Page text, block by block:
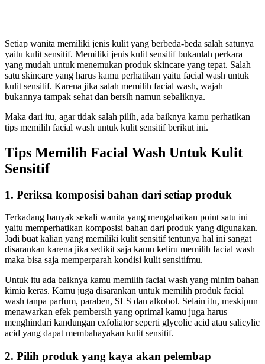
Setiap wanita memiliki jenis kulit yang berbeda-beda salah satunya
yaitu kulit sensitif. Memiliki jenis kulit sensitif bukanlah perkara
yang mudah untuk menemukan produk skincare yang tepat. Salah
satu skincare yang harus kamu perhatikan yaitu facial wash untuk
kulit sensitif. Karena jika salah memilih facial wash, wajah
bukannya tampak sehat dan bersih namun sebaliknya.
Maka dari itu, agar tidak salah pilih, ada baiknya kamu perhatikan
tips memilih facial wash untuk kulit sensitif berikut ini.
Tips Memilih Facial Wash Untuk Kulit
Sensitif
1. Periksa komposisi bahan dari setiap produk
Terkadang banyak sekali wanita yang mengabaikan point satu ini
yaitu memperhatikan komposisi bahan dari produk yang digunakan.
Jadi buat kalian yang memiliki kulit sensitif tentunya hal ini sangat
disarankan karena jika sedikit saja kamu keliru memilih facial wash
maka bisa saja memperparah kondisi kulit sensitifmu.
Untuk itu ada baiknya kamu memilih facial wash yang minim bahan
kimia keras. Kamu juga disarankan untuk memilih produk facial
wash tanpa parfum, paraben, SLS dan alkohol. Selain itu, meskipun
menawarkan efek pembersih yang oprimal kamu juga harus
menghindari kandungan exfoliator seperti glycolic acid atau salicylic
acid yang dapat membahayakan kulit sensitif.
2. Pilih produk yang kaya akan pelembap